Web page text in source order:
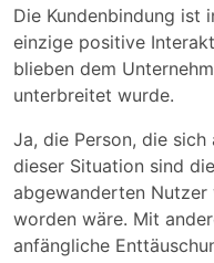
Die Kundenbindung ist
einzige positive
blieben dem
unterbreitet wurde.
Ja, die Person, die
dieser Situation sind
abgewanderten
worden wäre. Mit
anfängliche